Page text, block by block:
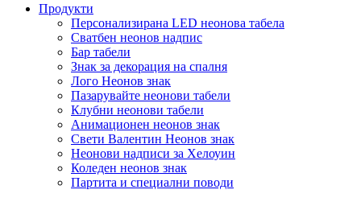
Продукти
Персонализирана LED неонова табела
Сватбен неонов надпис
Бар табели
Знак за декорация на спалня
Лого Неонов знак
Пазарувайте неонови табели
Клубни неонови табели
Анимационен неонов знак
Свети Валентин Неонов знак
Неонови надписи за Хелоуин
Коледен неонов знак
Партита и специални поводи